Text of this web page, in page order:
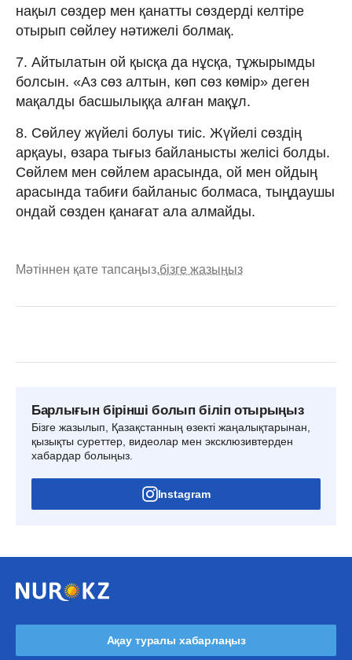
нақыл сөздер мен қанатты сөздерді келтіре
отырып сөйлеу нәтижелі болмақ.
7. Айтылатын ой қысқа да нұсқа, тұжырымды
болсын. «Аз сөз алтын, көп сөз көмір» деген
мақалды басшылыққа алған мақұл.
8. Сөйлеу жүйелі болуы тиіс. Жүйелі сөздің
арқауы, өзара тығыз байланысты желісі болды.
Сөйлем мен сөйлем арасында, ой мен ойдың
арасында табиғи байланыс болмаса, тыңдаушы
ондай сөзден қанағат ала алмайды.
Мәтіннен қате тапсаңыз,бізге жазыңыз
Барлығын бірінші болып біліп отырыңыз
Бізге жазылып, Қазақстанның өзекті жаңалықтарынан,
қызықты суреттер, видеолар мен эксклюзивтерден
хабардар болыңыз.
Instagram
Ақау туралы хабарлаңыз